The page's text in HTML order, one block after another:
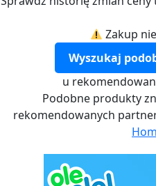
Zakup
Wyszukaj
u
Podobne produkty
rekomendowanych